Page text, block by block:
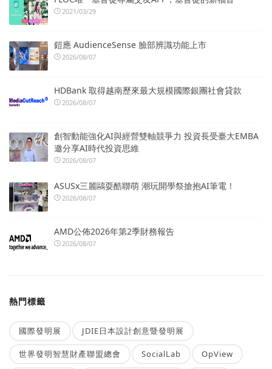
2021/03/29
鎧應 AudienceSense 臉部辨識功能上市
2026/08/07
HDBank 取得越南歷來最大規模國際銀團社會貸款
2026/08/07
創智動能強化AI與經營雙軸競爭力 投資長受臺大EMBA
邀分享AI時代投資思維
2026/08/07
ASUSx三麗鷗耍酷聯萌 潮玩開學祭搶抱AI筆電！
2026/08/07
AMD公佈2026年第2季財務報告
2026/08/07
熱門標籤
國際發明展 JDIE日本設計創意暨發明展
世界發明智慧財產聯盟總會 SocialLab OpView